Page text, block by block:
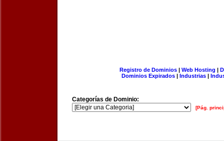
Registro de Dominios| Web Hosting |
Dominios Expirados | Industrias |
Categorías de Dominio:
[Pág.